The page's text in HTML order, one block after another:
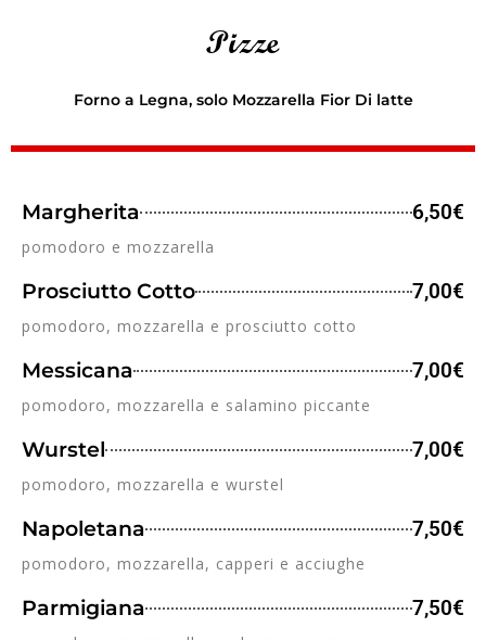
Pizze
Forno a Legna, solo Mozzarella Fior Di latte
Margherita 6,50€
pomodoro e mozzarella
Prosciutto Cotto 7,00€
pomodoro, mozzarella e prosciutto cotto
Messicana 7,00€
pomodoro, mozzarella e salamino piccante
Wurstel 7,00€
pomodoro, mozzarella e wurstel
Napoletana 7,50€
pomodoro, mozzarella, capperi e acciughe
Parmigiana 7,50€